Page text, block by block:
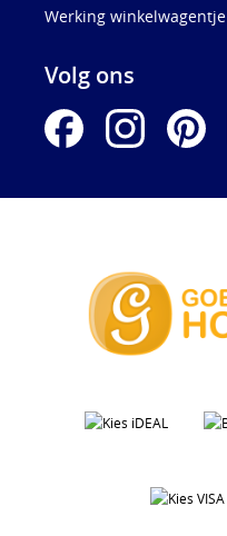
Werking winkelwagentje
Volg ons